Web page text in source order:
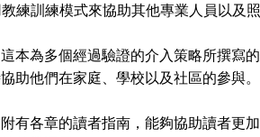
練訓練模式來協助其他專業人員以及
為多個經過驗證的介入策略所撰寫的
助他們在家庭、學校以及社區的參與。
各章的讀者指南，能夠協助讀者更加